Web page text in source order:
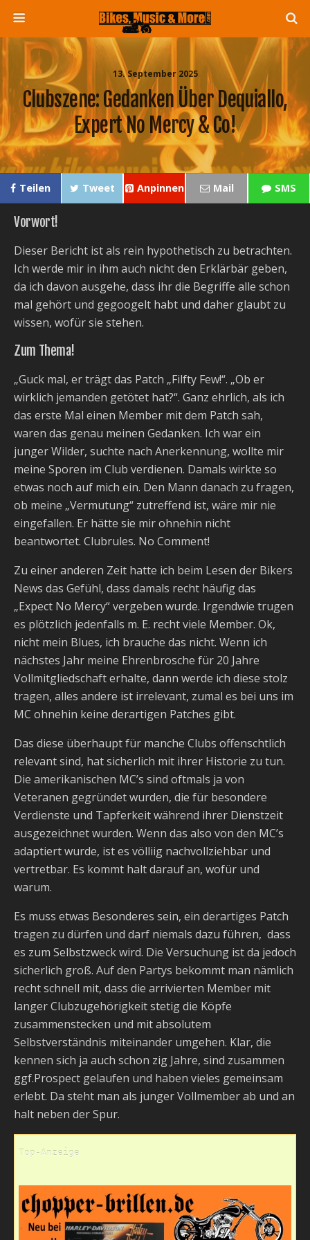
13. September 2025
Clubszene: Gedanken Über Dequiallo,
Expert No Mercy & Co!
Teilen Tweet Anpinnen Mail SMS
Vorwort!
Dieser Bericht ist als rein hypothetisch zu betrachten.
Ich werde mir in ihm auch nicht den Erklärbär geben,
da ich davon ausgehe, dass ihr die Begriffe alle schon
mal gehört und gegoogelt habt und daher glaubt zu
wissen, wofür sie stehen.
Zum Thema!
„Guck mal, er trägt das Patch „Filfty Few!“. „Ob er
wirklich jemanden getötet hat?“. Ganz ehrlich, als ich
das erste Mal einen Member mit dem Patch sah,
waren das genau meinen Gedanken. Ich war ein
junger Wilder, suchte nach Anerkennung, wollte mir
meine Sporen im Club verdienen. Damals wirkte so
etwas noch auf mich ein. Den Mann danach zu fragen,
ob meine „Vermutung“ zutreffend ist, wäre mir nie
eingefallen. Er hätte sie mir ohnehin nicht
beantwortet. Clubrules. No Comment!
Zu einer anderen Zeit hatte ich beim Lesen der Bikers
News das Gefühl, dass damals recht häufig das
„Expect No Mercy“ vergeben wurde. Irgendwie trugen
es plötzlich jedenfalls m. E. recht viele Member. Ok,
nicht mein Blues, ich brauche das nicht. Wenn ich
nächstes Jahr meine Ehrenbrosche für 20 Jahre
Vollmitgliedschaft erhalte, dann werde ich diese stolz
tragen, alles andere ist irrelevant, zumal es bei uns im
MC ohnehin keine derartigen Patches gibt.
Das diese überhaupt für manche Clubs offenschtlich
relevant sind, hat sicherlich mit ihrer Historie zu tun.
Die amerikanischen MC’s sind oftmals ja von
Veteranen gegründet wurden, die für besondere
Verdienste und Tapferkeit während ihrer Dienstzeit
ausgezeichnet wurden. Wenn das also von den MC’s
adaptiert wurde, ist es völliig nachvollziehbar und
vertretbar. Es kommt halt darauf an, wofür und
warum.
Es muss etwas Besonderes sein, ein derartiges Patch
tragen zu dürfen und darf niemals dazu führen, dass
es zum Selbstzweck wird. Die Versuchung ist da jedoch
sicherlich groß. Auf den Partys bekommt man nämlich
recht schnell mit, dass die arrivierten Member mit
langer Clubzugehörigkeit stetig die Köpfe
zusammenstecken und mit absolutem
Selbstverständnis miteinander umgehen. Klar, die
kennen sich ja auch schon zig Jahre, sind zusammen
ggf.Prospect gelaufen und haben vieles gemeinsam
erlebt. Da steht man als junger Vollmember ab und an
halt neben der Spur.
Top-Anzeige